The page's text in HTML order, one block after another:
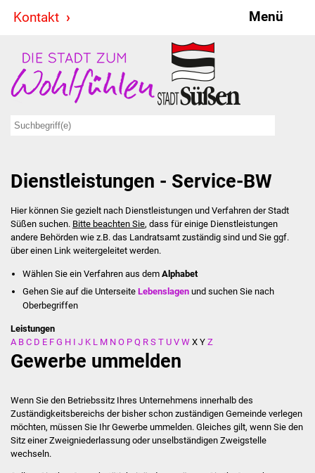
Kontakt Menü
Stadt & Politik
Bürgermeister
Ausschüsse
Ratsinformationssystem
Jugendbeirat
Summerrockfestival
Stadtverwaltung
Behördenwegweiser
Stellenangebote
Dienstleistungen - Service-BW
Hier können Sie gezielt nach Dienstleistungen und Verfahren der Stadt
Süßen suchen. Bitte beachten Sie, dass für einige Dienstleistungen
andere Behörden wie z.B. das Landratsamt zuständig sind und Sie ggf.
über einen Link weitergeleitet werden.
Wählen Sie ein Verfahren aus dem Alphabet
Gehen Sie auf die UnterseiteLebenslagen und suchen Sie nach
Oberbegriffen
Leistungen
A B C D E F G H I J K L M N O P Q R S T U V W X Y Z
Gewerbe ummelden
Wenn Sie den Betriebssitz Ihres Unternehmens innerhalb des
Zuständigkeitsbereichs der bisher schon zuständigen Gemeinde verlegen
möchten, müssen Sie Ihr Gewerbe ummelden. Gleiches gilt, wenn Sie den
Sitz einer Zweigniederlassung oder unselbständigen Zweigstelle
wechseln.